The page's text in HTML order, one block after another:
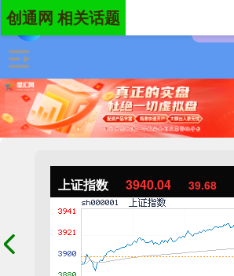
上证指数 3940.04 39.68
创通网 相关话题